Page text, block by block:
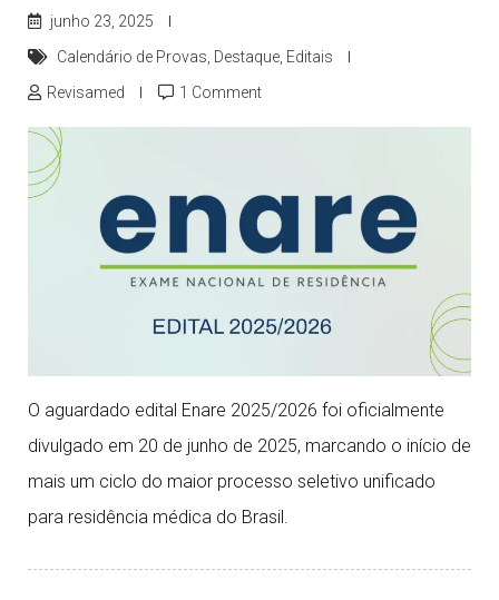
junho 23, 2025
Calendário de Provas Destaque Editais
Revisamed
1 Comment
O aguardado edital Enare 2025/2026 foi oficialmente
divulgado em 20 de junho de 2025, marcando o início de
mais um ciclo do maior processo seletivo unificado
para residência médica do Brasil.